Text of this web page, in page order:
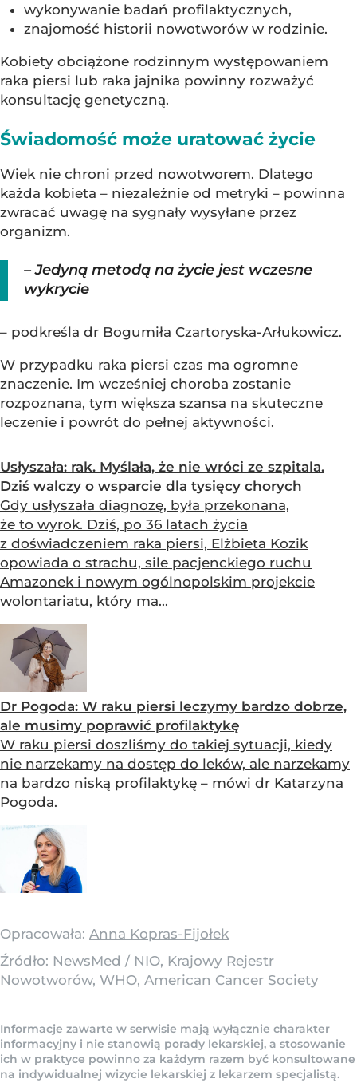
wykonywanie badań profilaktycznych,
znajomość historii nowotworów w rodzinie.
Kobiety obciążone rodzinnym występowaniem
raka piersi lub raka jajnika powinny rozważyć
konsultację genetyczną.
Świadomość może uratować życie
Wiek nie chroni przed nowotworem. Dlatego
każda kobieta – niezależnie od metryki – powinna
zwracać uwagę na sygnały wysyłane przez
organizm.
– Jedyną metodą na życie jest wczesne
wykrycie
– podkreśla dr Bogumiła Czartoryska-Arłukowicz.
W przypadku raka piersi czas ma ogromne
znaczenie. Im wcześniej choroba zostanie
rozpoznana, tym większa szansa na skuteczne
leczenie i powrót do pełnej aktywności.
Usłyszała: rak. Myślała, że nie wróci ze szpitala.
Dziś walczy o wsparcie dla tysięcy chorych
Gdy usłyszała diagnozę, była przekonana,
że to wyrok. Dziś, po 36 latach życia
z doświadczeniem raka piersi, Elżbieta Kozik
opowiada o strachu, sile pacjenckiego ruchu
Amazonek i nowym ogólnopolskim projekcie
wolontariatu, który ma...
Dr Pogoda: W raku piersi leczymy bardzo dobrze,
ale musimy poprawić profilaktykę
W raku piersi doszliśmy do takiej sytuacji, kiedy
nie narzekamy na dostęp do leków, ale narzekamy
na bardzo niską profilaktykę – mówi dr Katarzyna
Pogoda.
Opracowała: Anna Kopras-Fijołek
Źródło: NewsMed / NIO, Krajowy Rejestr
Nowotworów, WHO, American Cancer Society
Informacje zawarte w serwisie mają wyłącznie charakter
informacyjny i nie stanowią porady lekarskiej, a stosowanie
ich w praktyce powinno za każdym razem być konsultowane
na indywidualnej wizycie lekarskiej z lekarzem specjalistą.